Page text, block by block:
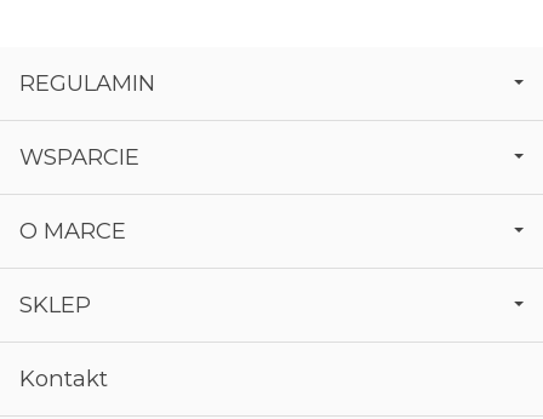
REGULAMIN
WSPARCIE
O MARCE
SKLEP
Kontakt